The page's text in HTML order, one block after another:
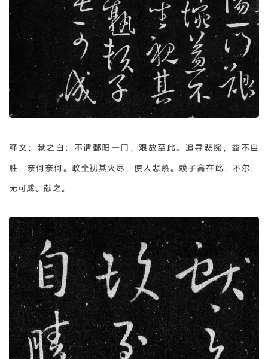
释文：献之白：不谓鄱阳一门，艰故至此。追寻悲惋，益不自
胜，奈何奈何。政坐视其灭尽，使人悲熟。赖子高在此，不尔，
无可成。献之。